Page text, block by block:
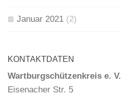
Januar 2021 (2)
KONTAKTDATEN
Wartburgschützenkreis e. V.
Eisenacher Str. 5